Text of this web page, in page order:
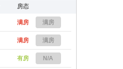
房态
满房 满房
满房 满房
有房 N/A